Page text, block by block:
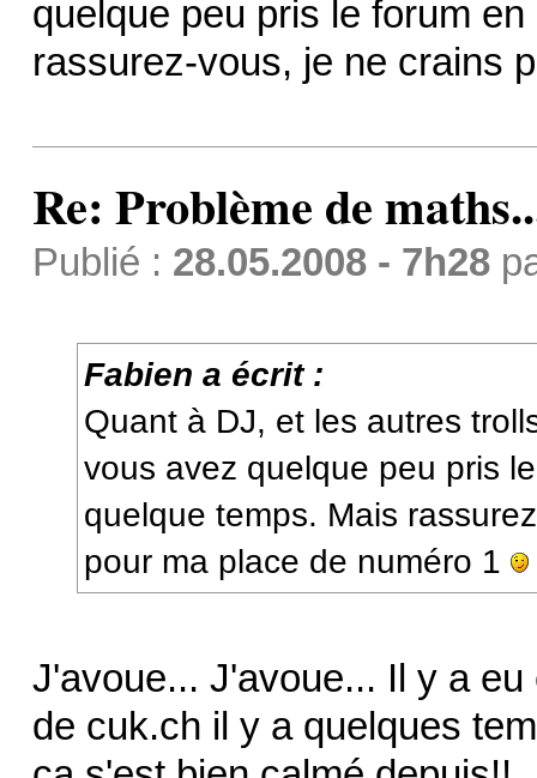
quelque peu pris le forum
rassurez-vous, je ne crains
Re: Problème de
Publié : 28.05.2008 - 7h28
Fabien a écrit :
Quant à DJ, et les autres
vous avez quelque peu pris
quelque temps. Mais
pour ma place de numéro 1
J'avoue... J'avoue... Il y a
de cuk.ch il y a quelques